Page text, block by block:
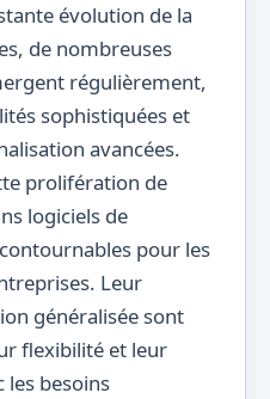
évolution de la
de nombreuses
régulièrement,
sophistiquées et
avancées.
prolifération de
logiciels de
pour les
Leur
généralisée sont
flexibilité et leur
les besoins